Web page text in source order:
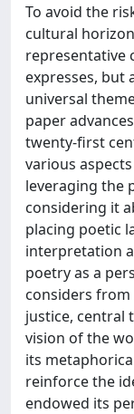
To avoid the
cultural
representative
expresses, but
universal
paper
twenty-first
various
leveraging the
considering it
placing poetic
interpretation
poetry as a
considers
justice, central
vision of the
its
reinforce the
endowed its